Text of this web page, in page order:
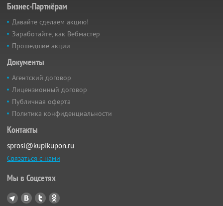
Бизнес-Партнёрам
Давайте сделаем акцию!
Заработайте, как Вебмастер
Прошедшие акции
Документы
Агентский договор
Лицензионный договор
Публичная оферта
Политика конфиденциальности
Контакты
sprosi@kupikupon.ru
Связаться с нами
Мы в Соцсетях